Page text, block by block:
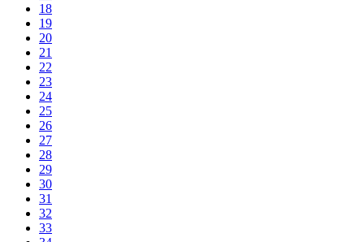
18
19
20
21
22
23
24
25
26
27
28
29
30
31
32
33